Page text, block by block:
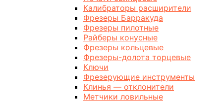
Калибраторы расширители
Фрезеры Барракуда
Фрезеры пилотные
Райберы конусные
Фрезеры кольцевые
Фрезеры-долота торцевые
Ключи
Фрезерующие инструменты
Клинья — отклонители
Метчики ловильные